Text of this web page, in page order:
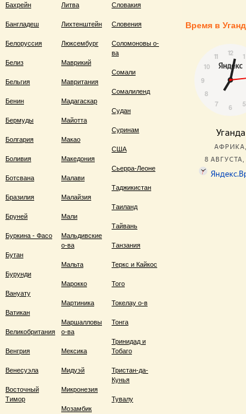
Бахрейн
Бангладеш
Белоруссия
Белиз
Бельгия
Бенин
Бермуды
Болгария
Боливия
Ботсвана
Бразилия
Бруней
Буркина - Фасо
Бутан
Бурунди
Вануату
Ватикан
Великобритания
Венгрия
Венесуэла
Восточный
Тимор
Литва
Лихтенштейн
Люксембург
Маврикий
Мавритания
Мадагаскар
Майотта
Макао
Македония
Малави
Малайзия
Мали
Мальдивские
о-ва
Мальта
Марокко
Мартиника
Маршалловы
о-ва
Мексика
Мидуэй
Микронезия
Мозамбик
Словакия
Словения
Соломоновы о-
ва
Сомали
Сомалиленд
Судан
Суринам
США
Сьерра-Леоне
Таджикистан
Таиланд
Тайвань
Танзания
Теркс и Кайкос
Того
Токелау о-в
Тонга
Тринидад и
Тобаго
Тристан-да-
Кунья
Тувалу
Время в